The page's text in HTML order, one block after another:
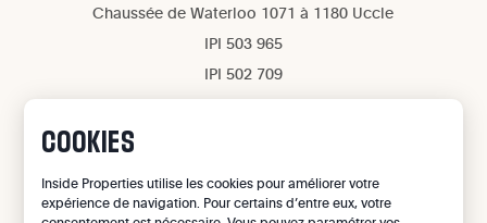
Chaussée de Waterloo 1071 à 1180 Uccle
IPI 503 965
IPI 502 709
Confidentialité
©2026Inside Properties - All rights reserved
COOKIES
Inside Properties utilise les cookies pour améliorer votre
expérience de navigation. Pour certains d’entre eux, votre